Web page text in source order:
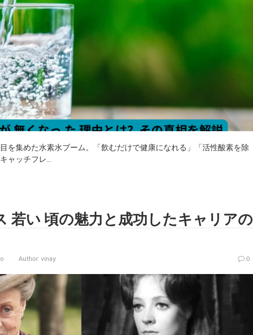
を集めた水素水ブーム。「飲むだけで健康になれる」「活性酸素を除
ャッチフレ...
若い 頃の魅力と成功したキャリアの
Author: vinay 0